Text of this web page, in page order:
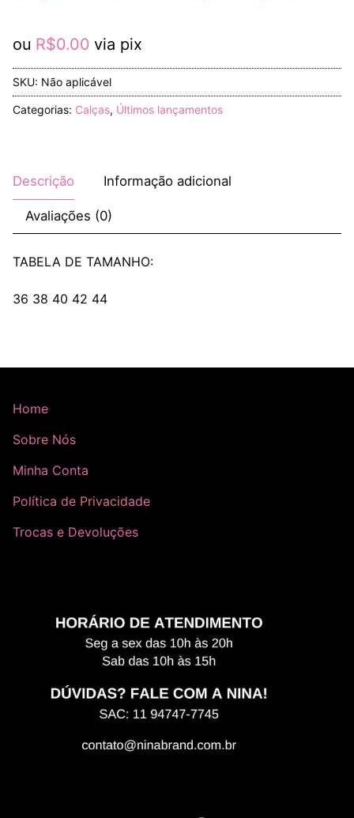
ou R$0.00 via pix
SKU: Não aplicável
Categorias: Calças, Últimos lançamentos
Descrição Informação adicional
Avaliações (0)
TABELA DE TAMANHO:
36 38 40 42 44
Home
Sobre Nós
Minha Conta
Política de Privacidade
Trocas e Devoluções